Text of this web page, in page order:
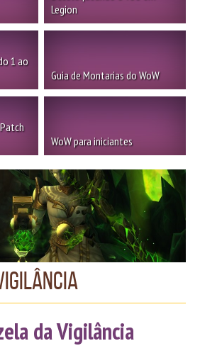
Legion
1 ao
Guia de Montarias do WoW
WoW para iniciantes
da Vigilância